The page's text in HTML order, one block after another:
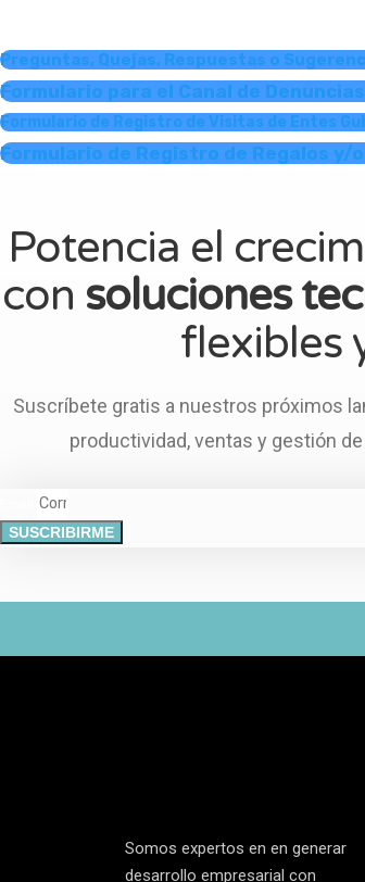
Preguntas, Quejas, Respuestas o
Formulario para el Canal de
Formulario de Registro de Visitas de Entes
Formulario de Registro de Regalos y/
Potencia el
con soluciones
flexibles
Suscríbete gratis a nuestros próximos
productividad, ventas y gestión
SUSCRIBIRME
Somos expertos en en generar
desarrollo empresarial con